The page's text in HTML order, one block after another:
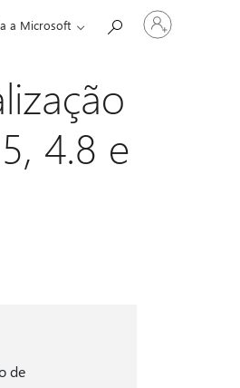
a Microsoft
Entre
em
sua
4.8 e
de